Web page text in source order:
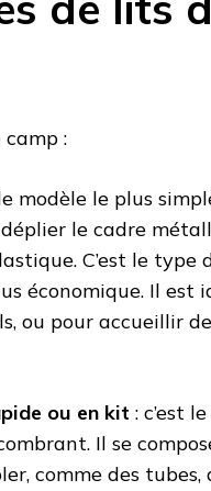
:
le modèle le plus
le cadre
C’est le type
économique. Il est
ou pour accueillir
ou en kit : c’est
Il se
comme des tubes,